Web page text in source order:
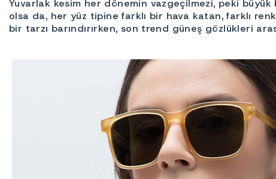
Yuvarlak kesim her dönemin vazgeçilmezi, peki
olsa da, her yüz tipine farklı bir hava katan, farklı
bir tarzı barındırırken, son trend güneş gözlükleri